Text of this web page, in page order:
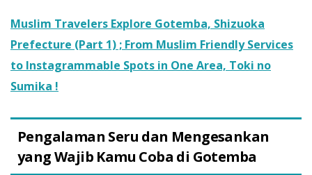
Muslim Travelers Explore Gotemba, Shizuoka
Prefecture (Part 1) ; From Muslim Friendly Services
to Instagrammable Spots in One Area, Toki no
Sumika !
Pengalaman Seru dan Mengesankan
yang Wajib Kamu Coba di Gotemba